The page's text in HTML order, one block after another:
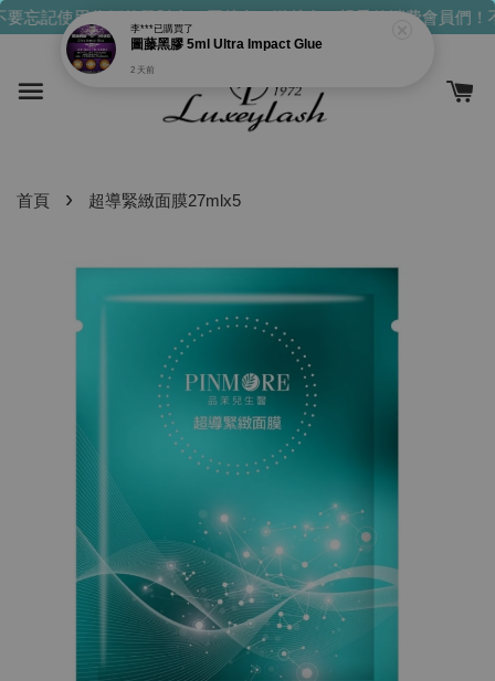
忘記使用你們的發財金！買越多，送越多！親愛的消費會員們！
首頁 › 超導緊緻面膜27mlx5
李***已購買了
圖藤黑膠 5ml Ultra Impact Glue
2 天前